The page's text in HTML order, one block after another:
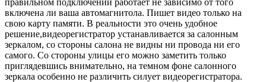
включена ли ваша автомагнитола. Пишет видео только на
свою карту памяти. В реальности это очень удобное
решение,видеорегистратор устанавливается за салонным
зеркалом, со стороны салона не видны ни провода ни его
самого. Со стороны улицы его можно заметить только
приглядевшись внимательно, на темном фоне салонного
зеркала особенно не различить силует видеорегистратора.